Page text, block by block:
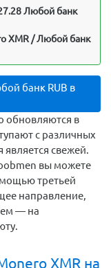
Любой банк
XMR / Любой банк
банк RUB в
обновляются в
с различных
свежей.
вы можете
третьей
направление,
— на
XMR на